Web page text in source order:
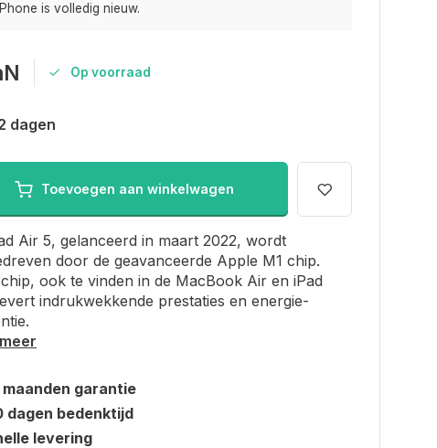
is volledig nieuw.
Op voorraad
dagen
Toevoegen aan winkelwagen
Air 5, gelanceerd in maart 2022, wordt
door de geavanceerde Apple M1 chip.
ook te vinden in de MacBook Air en iPad
indrukwekkende prestaties en energie-
maanden garantie
dagen bedenktijd
levering